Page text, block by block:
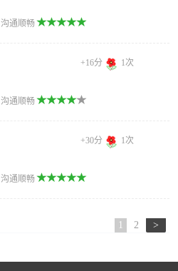
沟通顺畅
+16分 1次
沟通顺畅
+30分 1次
沟通顺畅
1 2 >